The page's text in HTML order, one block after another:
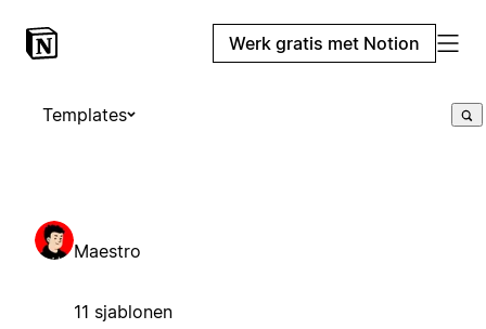
Werk gratis met Notion
Templates
Maestro
11 sjablonen